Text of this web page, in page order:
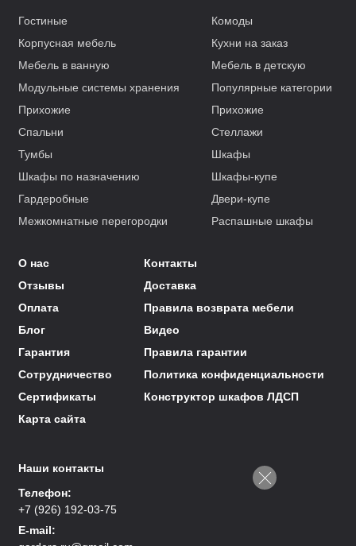
Гостиные
Комоды
Корпусная мебель
Кухни на заказ
Мебель в ванную
Мебель в детскую
Модульные системы хранения
Популярные категории
Прихожие
Прихожие
Спальни
Стеллажи
Тумбы
Шкафы
Шкафы по назначению
Шкафы-купе
Гардеробные
Двери-купе
Межкомнатные перегородки
Распашные шкафы
О нас
Контакты
Отзывы
Доставка
Оплата
Правила возврата мебели
Блог
Видео
Гарантия
Правила гарантии
Сотрудничество
Политика конфиденциальности
Сертификаты
Конструктор шкафов ЛДСП
Карта сайта
Наши контакты
Телефон:
+7 (926) 192-03-75
E-mail: